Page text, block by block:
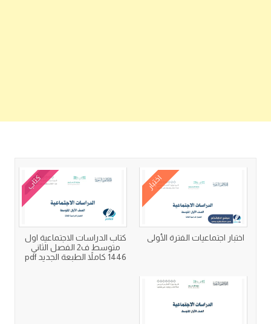
اختبار
اختبار اجتماعيات الفترة الأولى
كتاب
كتاب الدراسات الاجتماعية اول
متوسط ف2 الفصل الثاني
1446 كاملاً الطبعة الجديد pdf